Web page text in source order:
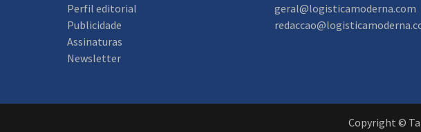
Perfil editorial
Publicidade
Assinaturas
Newsletter
geral@logisticamoderna.com
Copyright ©